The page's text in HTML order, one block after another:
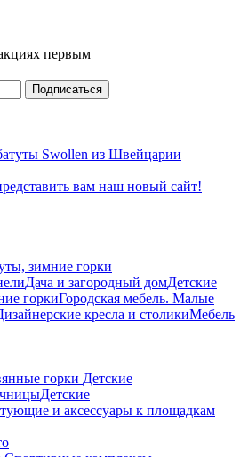
первым
Swollen из Швейцарии
вам наш новый сайт!
зимние горки
Дача и загородный домДетские
горкиГородская мебель. Малые
кресла и столикиМебель
горки Детские
Детские
и аксессуары к площадкам